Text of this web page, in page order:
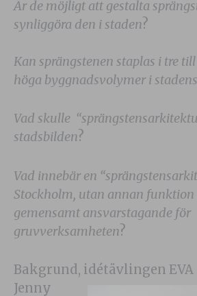
Är de möjligt att gestalta
synliggöra den i staden?
Kan sprängstenen staplas i tre
höga byggnadsvolymer i
Vad skulle
stadsbilden?
Vad innebär en
Stockholm, utan annan funktion
gemensamt ansvarstagande för
gruvverksamheten?
Bakgrund, idétävlingen EVA
Jenny